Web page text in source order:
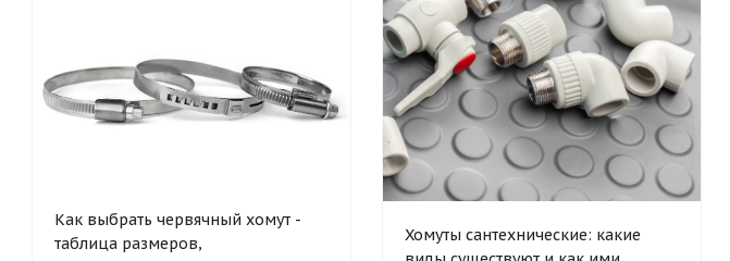
Как выбрать червячный хомут -
таблица размеров,
Хомуты сантехнические: какие